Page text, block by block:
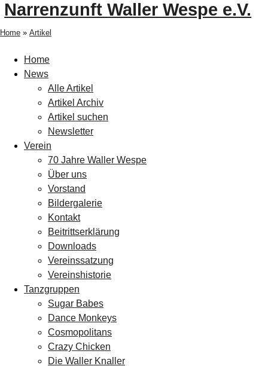
Narrenzunft Waller Wespe e.V.
Home » Artikel
Home
News
Alle Artikel
Artikel Archiv
Artikel suchen
Newsletter
Verein
70 Jahre Waller Wespe
Über uns
Vorstand
Bildergalerie
Kontakt
Beitrittserklärung
Downloads
Vereinssatzung
Vereinshistorie
Tanzgruppen
Sugar Babes
Dance Monkeys
Cosmopolitans
Crazy Chicken
Die Waller Knaller